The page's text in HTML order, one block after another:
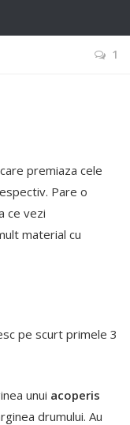
1
premiaza cele
Pare o
ce vezi
material cu
pe scurt primele 3
unui acoperis
drumului. Au